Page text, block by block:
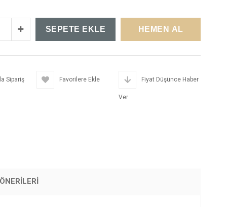
Sipariş Favorilere Ekle Fiyat Düşünce Haber
Ver